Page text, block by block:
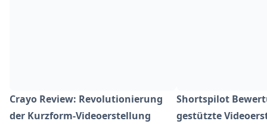
Crayo Review: Revolutionierung
der Kurzform-Videoerstellung
Shortspilot
gestützte